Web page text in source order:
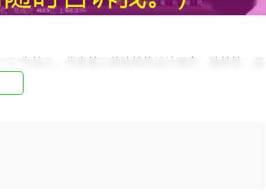
三”为核心，代表着三种独特的设计理念：独特性、品
化需求量身定制，从外观设计到功能配置，都展现